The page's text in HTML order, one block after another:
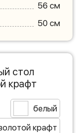
56 см
50 см
стол
крафт
белый
крафт